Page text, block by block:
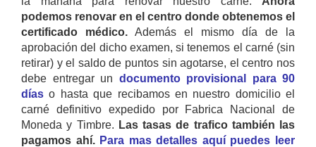
podemos renovar en el centro donde obtenemos el
certificado médico. Además el mismo día de la
aprobación del dicho examen, si tenemos el carné (sin
retirar) y el saldo de puntos sin agotarse, el centro nos
debe entregar un documento provisional para 90
días o hasta que recibamos en nuestro domicilio el
carné definitivo expedido por Fabrica Nacional de
Moneda y Timbre. Las tasas de trafico también las
pagamos ahí. Para mas detalles aquí puedes leer